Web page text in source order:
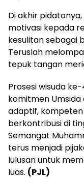
Di akhir
motivasi kepada
kesulitan sebagai
Teruslah
tepuk tangan
Prosesi wisuda
komitmen
adaptif,
berkontribusi di
Semangat
terus menjadi
lulusan untuk
luas. (PJL)